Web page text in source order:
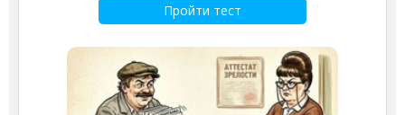
Пройти тест